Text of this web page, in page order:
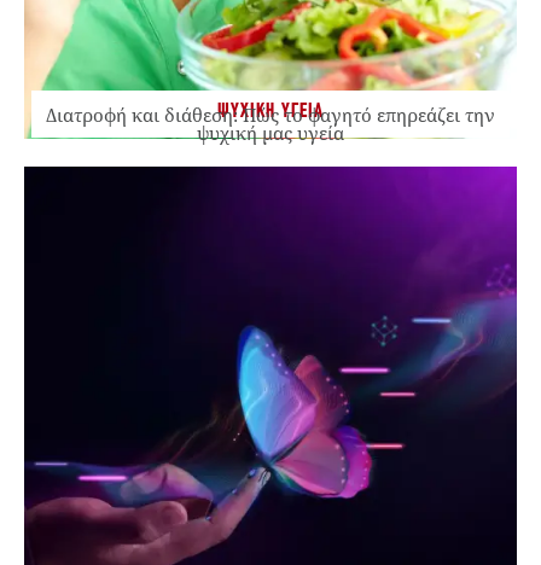
ΨΥΧΙΚΗ ΥΓΕΙΑ
Διατροφή και διάθεση: Πώς το φαγητό επηρεάζει την
ψυχική μας υγεία